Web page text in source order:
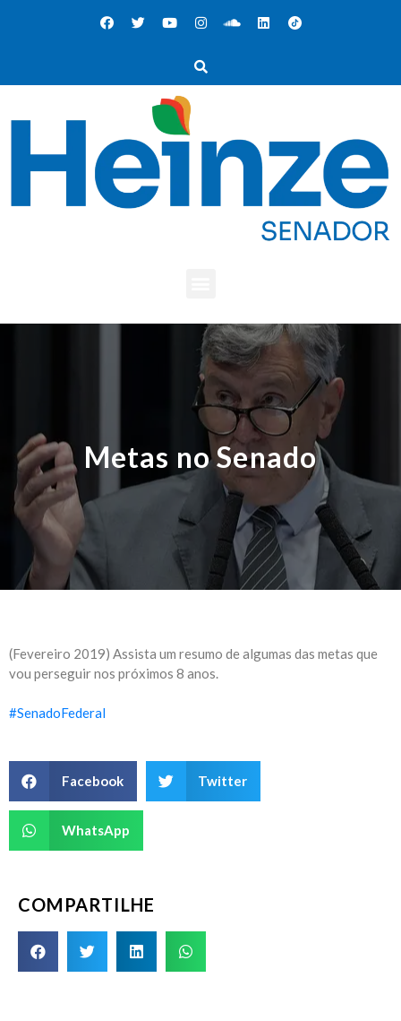
Metas no Senado
(Fevereiro 2019) Assista um resumo de algumas das metas que
vou perseguir nos próximos 8 anos.
#SenadoFederal
Facebook Twitter
WhatsApp
COMPARTILHE